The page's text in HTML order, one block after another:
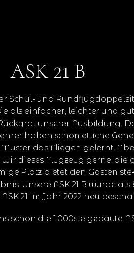
ASK 21 B
Schul- und
als einfacher, leichter und
unserer Ausbildung.
haben schon etliche
das Fliegen gelernt.
dieses Flugzeug gerne, die
Platz bietet den Gästen ste
Unsere ASK 21 B wurde als
21 im Jahr 2022 neu
schon die 1.000ste gebaute